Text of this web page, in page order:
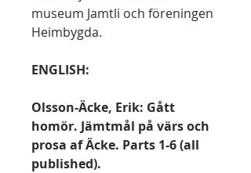
museum Jamtli och föreningen
Heimbygda.
ENGLISH:
Olsson-Äcke, Erik: Gått
homör. Jämtmål på värs och
prosa af Äcke. Parts 1-6 (all
published).